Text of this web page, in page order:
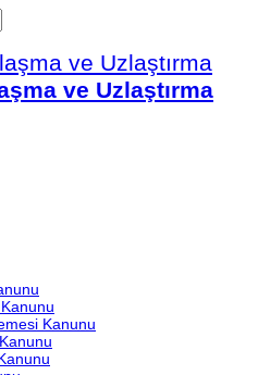
ve Uzlaştırma
Kanunu